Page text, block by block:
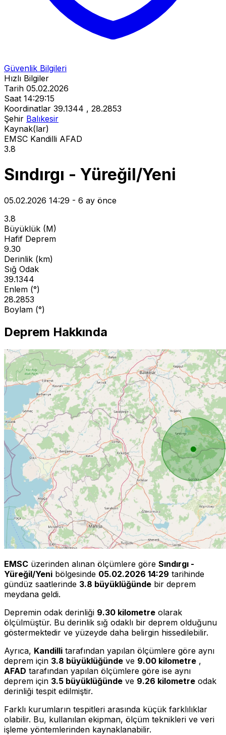
Güvenlik Bilgileri
Hızlı Bilgiler
Tarih 05.02.2026
Saat 14:29:15
Koordinatlar 39.1344 , 28.2853
Şehir Balıkesir
Kaynak(lar)
EMSC Kandilli AFAD
3.8
Sındırgı - Yüreğil/Yeni
05.02.2026 14:29 - 6 ay önce
3.8
Büyüklük (M)
Hafif Deprem
9.30
Derinlik (km)
Sığ Odak
39.1344
Enlem (°)
28.2853
Boylam (°)
Deprem Hakkında
EMSC üzerinden alınan ölçümlere göre Sındırgı -
Yüreğil/Yeni bölgesinde 05.02.2026 14:29 tarihinde
gündüz saatlerinde 3.8 büyüklüğünde bir deprem
meydana geldi.
Depremin odak derinliği 9.30 kilometre olarak
ölçülmüştür. Bu derinlik sığ odaklı bir deprem olduğunu
göstermektedir ve yüzeyde daha belirgin hissedilebilir.
Ayrıca, Kandilli tarafından yapılan ölçümlere göre aynı
deprem için 3.8 büyüklüğünde ve 9.00 kilometre ,
AFAD tarafından yapılan ölçümlere göre ise aynı
deprem için 3.5 büyüklüğünde ve 9.26 kilometre odak
derinliği tespit edilmiştir.
Farklı kurumların tespitleri arasında küçük farklılıklar
olabilir. Bu, kullanılan ekipman, ölçüm teknikleri ve veri
işleme yöntemlerinden kaynaklanabilir.